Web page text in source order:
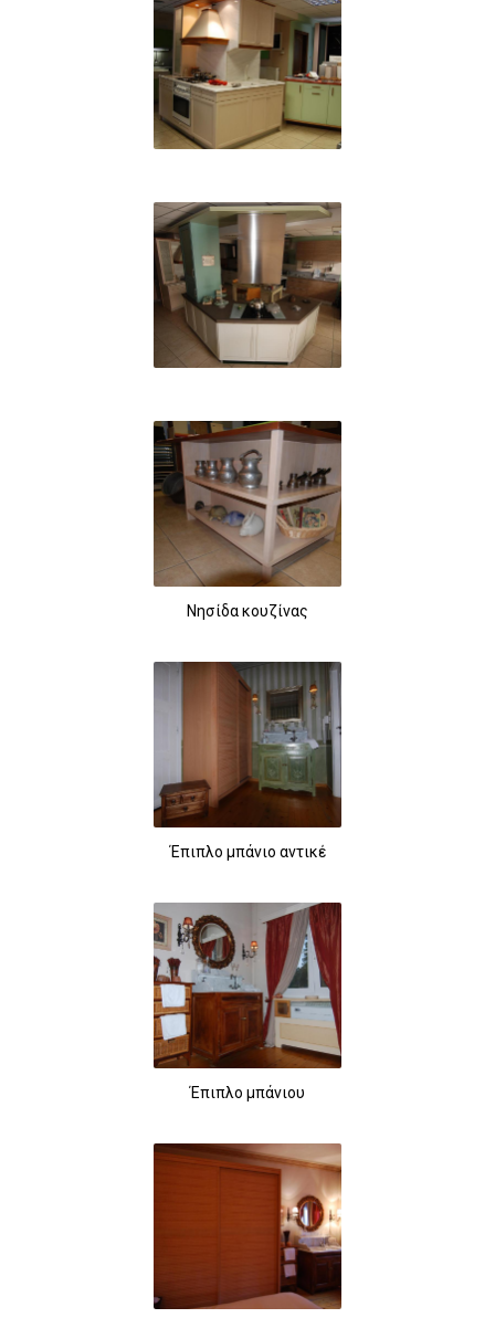
Νησίδα κουζίνας
Έπιπλο μπάνιο αντικέ
Έπιπλο μπάνιου